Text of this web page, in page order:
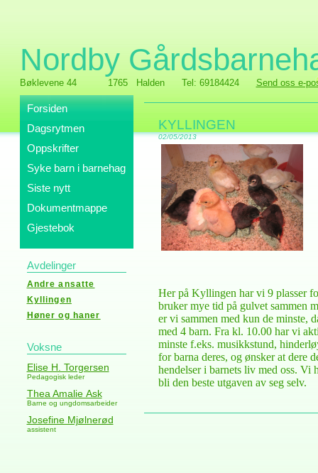
Nordby
Bøklevene 44 1765 Halden Tel: 69184424 Send oss e-
Forsiden
Dagsrytmen
Oppskrifter
Syke barn i barnehag
Siste nytt
Dokumentmappe
Gjestebok
Avdelinger
Andre ansatte
Kyllingen
Høner og haner
Voksne
Elise H. Torgersen
Pedagogisk leder
Thea Amalie Ask
Barne og ungdomsarbeider
Josefine Mjølnerød
assistent
KYLLINGEN
02/05/2013
Her på Kyllingen har vi 9 plasser
bruker mye tid på gulvet sammen
er vi sammen med kun de minste,
med 4 barn. Fra kl. 10.00 har vi
minste f.eks. musikkstund,
for barna deres, og ønsker at dere
hendelser i barnets liv med oss. Vi
bli den beste utgaven av seg selv.